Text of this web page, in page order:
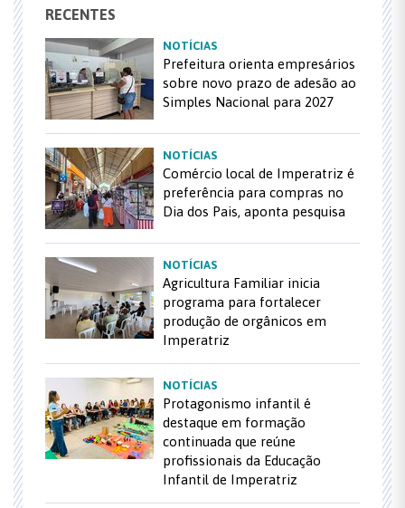
RECENTES
NOTÍCIAS
Prefeitura orienta empresários
sobre novo prazo de adesão ao
Simples Nacional para 2027
NOTÍCIAS
Comércio local de Imperatriz é
preferência para compras no
Dia dos Pais, aponta pesquisa
NOTÍCIAS
Agricultura Familiar inicia
programa para fortalecer
produção de orgânicos em
Imperatriz
NOTÍCIAS
Protagonismo infantil é
destaque em formação
continuada que reúne
profissionais da Educação
Infantil de Imperatriz